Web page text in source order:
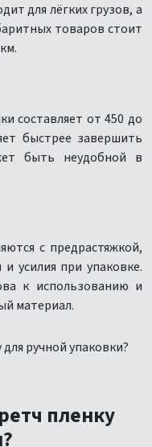
для лёгких грузов, а
товаров стоит
составляет от 450 до
быстрее завершить
быть неудобной в
с предрастяжкой,
усилия при упаковке.
к использованию и
материал.
пленку